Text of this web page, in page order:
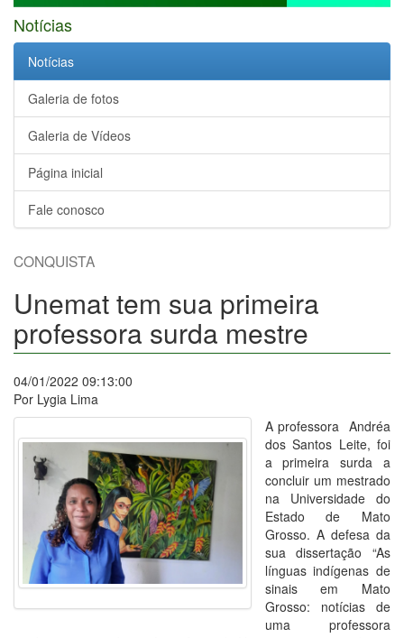
Notícias
Notícias
Galeria de fotos
Galeria de Vídeos
Página inicial
Fale conosco
CONQUISTA
Unemat tem sua primeira
professora surda mestre
04/01/2022 09:13:00
Por Lygia Lima
A professora Andréa
dos Santos Leite, foi
a primeira surda a
concluir um mestrado
na Universidade do
Estado de Mato
Grosso. A defesa da
sua dissertação “As
línguas indígenas de
sinais em Mato
Grosso: notícias de
uma professora